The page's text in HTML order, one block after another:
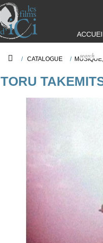
/ CATALOGUE /
TORU